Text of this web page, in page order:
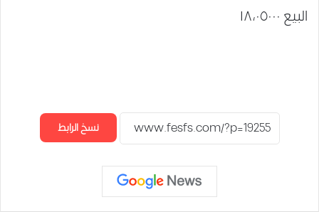
البيع ١٨،٠٥٠٠٠
نسخ الرابط